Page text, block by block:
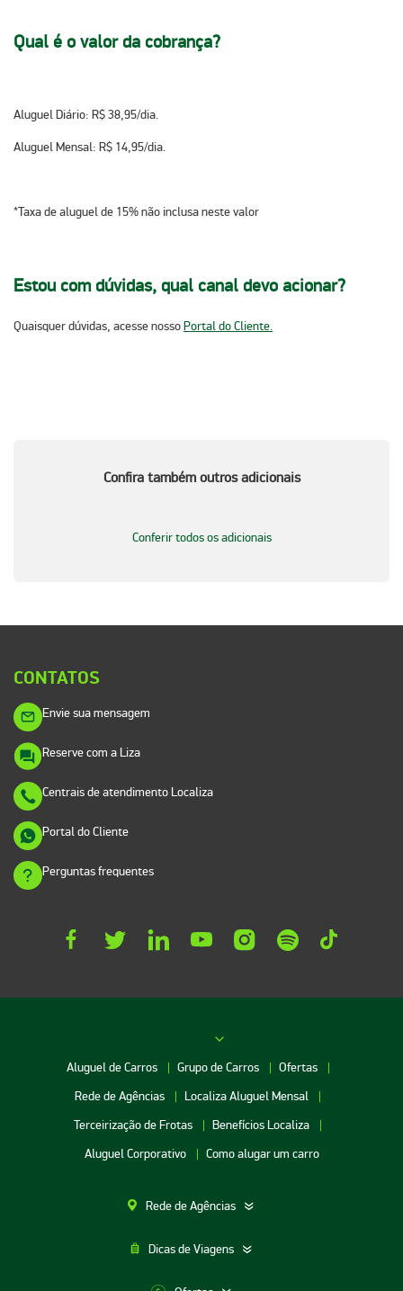
Qual é o valor da cobrança?
Aluguel Diário: R$ 38,95/dia.
Aluguel Mensal: R$ 14,95/dia.
*Taxa de aluguel de 15% não inclusa neste valor
Estou com dúvidas, qual canal devo acionar?
Quaisquer dúvidas, acesse nossoPortal do Cliente.
Confira também outros adicionais
Conferir todos os adicionais
CONTATOS
Envie sua mensagem
Reserve com a Liza
Centrais de atendimento Localiza
Portal do Cliente
Perguntas frequentes
Aluguel de Carros Grupo de Carros
Ofertas
Rede de Agências
Localiza Aluguel Mensal
Terceirização de Frotas
Benefícios Localiza
Aluguel Corporativo
Como alugar um carro
Rede de Agências
Dicas de Viagens